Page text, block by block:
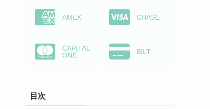
AMEX CHASE
CAPITAL
ONE
BILT
目次